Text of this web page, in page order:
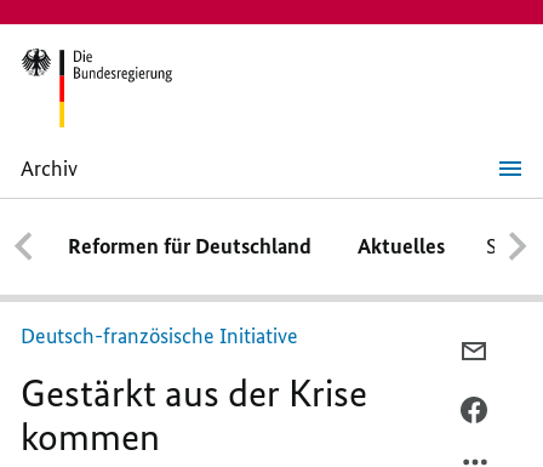
Archiv
Gestärkt
aus
der
Krise
kommen
Reformen für Deutschland Aktuelles
Deutsch-französische Initiative
Gestärkt aus der Krise
kommen